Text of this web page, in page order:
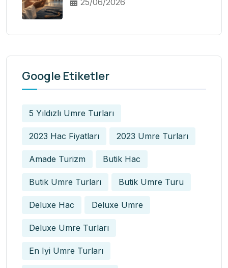
25/06/2026
Google Etiketler
5 Yıldızlı Umre Turları
2023 Hac Fiyatları 2023 Umre Turları
Amade Turizm Butik Hac
Butik Umre Turları Butik Umre Turu
Deluxe Hac Deluxe Umre
Deluxe Umre Turları
En Iyi Umre Turları